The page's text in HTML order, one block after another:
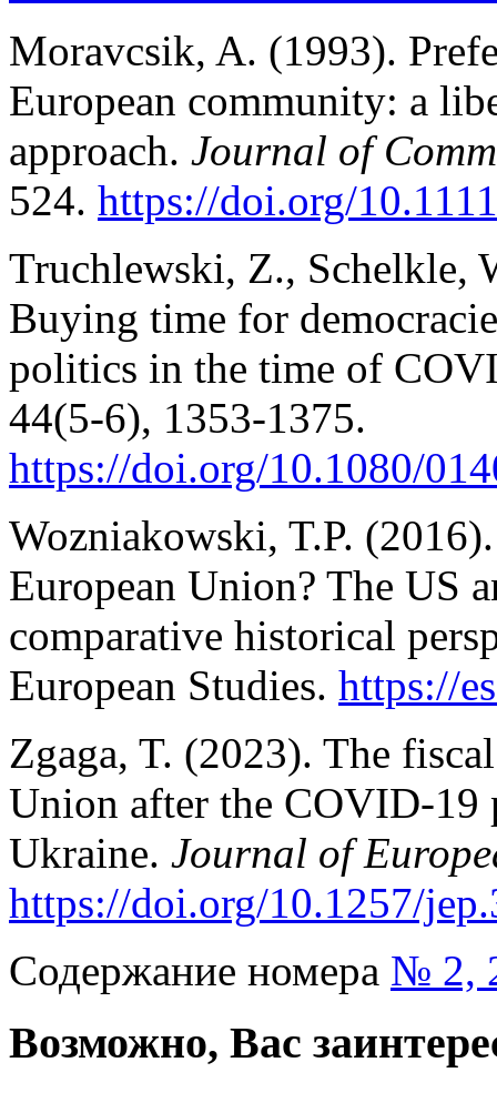
Moravcsik, A. (1993).
European community: a
approach. Journal of
524. https://doi.org/
Truchlewski, Z., Schelkle,
Buying time for
politics in the time of
44(5-6), 1353-1375.
https://doi.org/10.1080/
Wozniakowski, T.P.
European Union? The US
comparative historical
European Studies. https://
Zgaga, T. (2023). The
Union after the COVID-19
Ukraine. Journal of
https://doi.org/10.1257/
Содержание номера № 2,
Возможно, Вас